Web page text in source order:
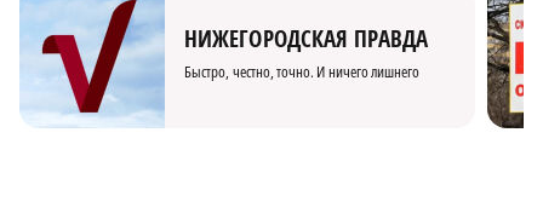
НИЖЕГОРОДСКАЯ ПРАВДА
Быстро, честно, точно. И ничего лишнего